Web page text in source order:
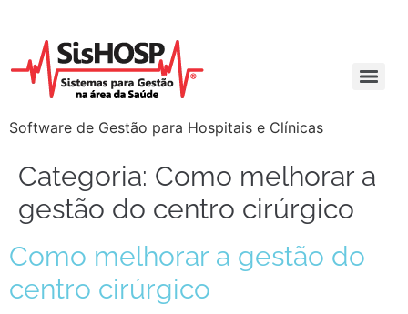
Software de Gestão para Hospitais e Clínicas
Categoria: Como melhorar a
gestão do centro cirúrgico
Como melhorar a gestão do
centro cirúrgico